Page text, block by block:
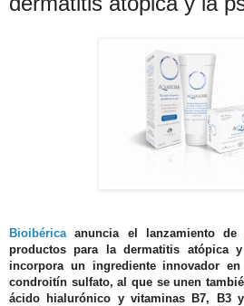
Bioibérica anuncia el lanzamiento
productos para la dermatitis atópica
incorpora un ingrediente innovador
condroitín sulfato, al que se unen
ácido hialurónico y vitaminas B7, B3